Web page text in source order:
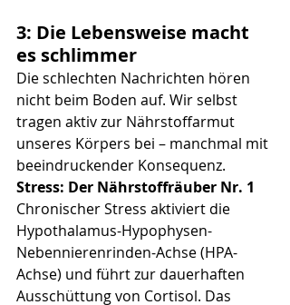
3: Die Lebensweise macht
es schlimmer
Die schlechten Nachrichten hören
nicht beim Boden auf. Wir selbst
tragen aktiv zur Nährstoffarmut
unseres Körpers bei – manchmal mit
beeindruckender Konsequenz.
Stress: Der Nährstoffräuber Nr. 1
Chronischer Stress aktiviert die
Hypothalamus-Hypophysen-
Nebennierenrinden-Achse (HPA-
Achse) und führt zur dauerhaften
Ausschüttung von Cortisol. Das